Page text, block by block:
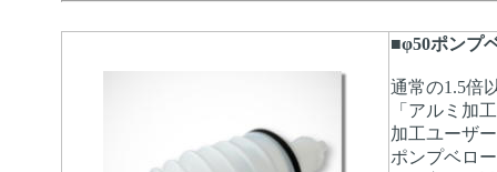
■φ50ポンプ
通常の1.5倍
「アルミ加
加工ユーザ
ポンプベロ